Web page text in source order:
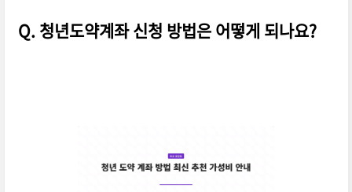
Q. 청년도약계좌 신청 방법은 어떻게 되나요?